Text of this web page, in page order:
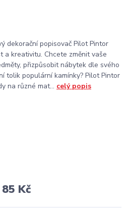
dekorační popisovač Pilot Pintor
a kreativitu. Chcete změnit vaše
přizpůsobit nábytek dle svého
tolik populární kamínky? Pilot Pintor
na různé mat... celý popis
85 Kč